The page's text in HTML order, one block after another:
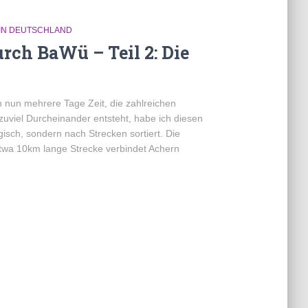
DEUTSCHLAND
BaWü – Teil 2: Die
mehrere Tage Zeit, die zahlreichen
Durcheinander entsteht, habe ich diesen
sondern nach Strecken sortiert. Die
10km lange Strecke verbindet Achern